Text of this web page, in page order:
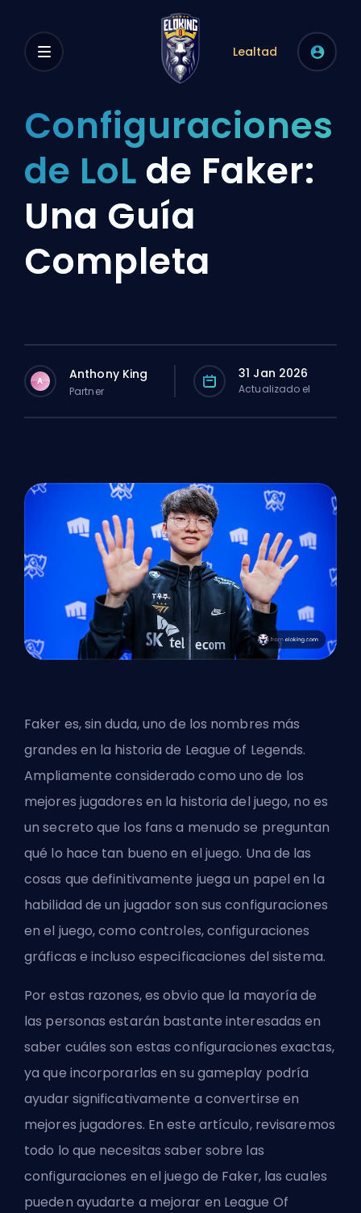
Lealtad
Configuraciones
de LoL de Faker:
Una Guía
Completa
A Anthony King
Partner
31 Jan 2026
Actualizado el
Faker es, sin duda, uno de los nombres más
grandes en la historia de League of Legends.
Ampliamente considerado como uno de los
mejores jugadores en la historia del juego, no es
un secreto que los fans a menudo se preguntan
qué lo hace tan bueno en el juego. Una de las
cosas que definitivamente juega un papel en la
habilidad de un jugador son sus configuraciones
en el juego, como controles, configuraciones
gráficas e incluso especificaciones del sistema.
Por estas razones, es obvio que la mayoría de
las personas estarán bastante interesadas en
saber cuáles son estas configuraciones exactas,
ya que incorporarlas en su gameplay podría
ayudar significativamente a convertirse en
mejores jugadores. En este artículo, revisaremos
todo lo que necesitas saber sobre las
configuraciones en el juego de Faker, las cuales
pueden ayudarte a mejorar en League Of